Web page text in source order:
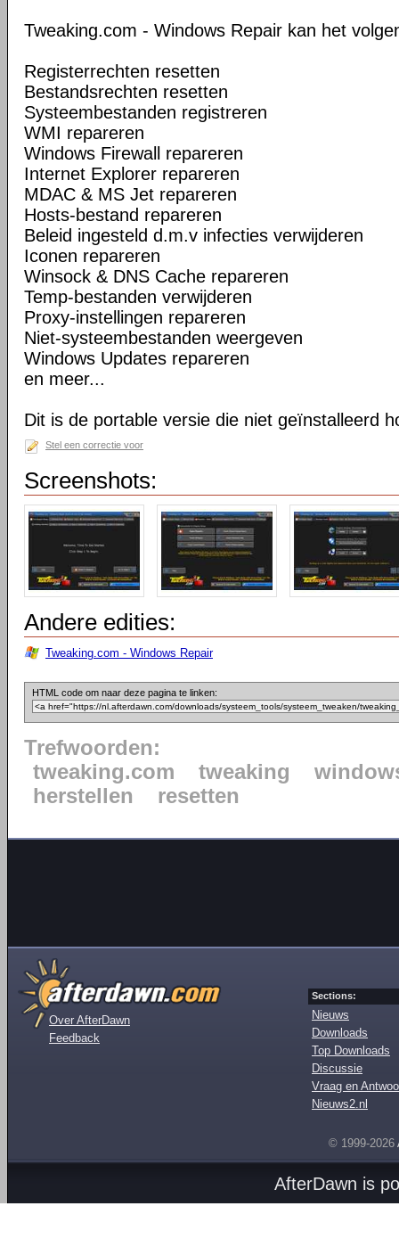
Tweaking.com - Windows Repair kan het
Registerrechten resetten
Bestandsrechten resetten
Systeembestanden registreren
WMI repareren
Windows Firewall repareren
Internet Explorer repareren
MDAC & MS Jet repareren
Hosts-bestand repareren
Beleid ingesteld d.m.v infecties verwijderen
Iconen repareren
Winsock & DNS Cache repareren
Temp-bestanden verwijderen
Proxy-instellingen repareren
Niet-systeembestanden weergeven
Windows Updates repareren
en meer...
Dit is de portable versie die niet geïnstalleerd
Stel een correctie voor
Screenshots:
Andere edities:
Tweaking.com - Windows Repair
HTML code om naar deze pagina te linken:
Trefwoorden:
tweaking.com
tweaking
herstellen
resetten
Over AfterDawn
Feedback
Sections:
Nieuws
Downloads
Top Downloads
Discussie
Vraag en
Nieuws2.nl
© 1999-2026
AfterDawn is